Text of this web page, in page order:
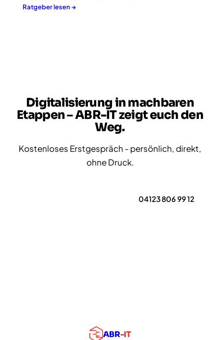
Ratgeber lesen →
Digitalisierung in machbaren
Etappen – ABR-IT zeigt euch den
Weg.
Kostenloses Erstgespräch - persönlich, direkt,
ohne Druck.
04123 806 99 12
ABR-IT